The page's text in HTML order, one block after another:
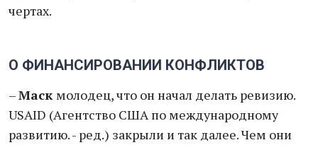
чертах.
О ФИНАНСИРОВАНИИ КОНФЛИКТОВ
–Маскмолодец, что он начал делать ревизию.
USAID (Агентство США по международному
развитию. - ред.) закрыли и так далее. Чем они